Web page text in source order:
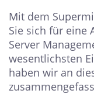
Mit dem
Sie sich für eine
Server
wesentlichsten
haben wir an